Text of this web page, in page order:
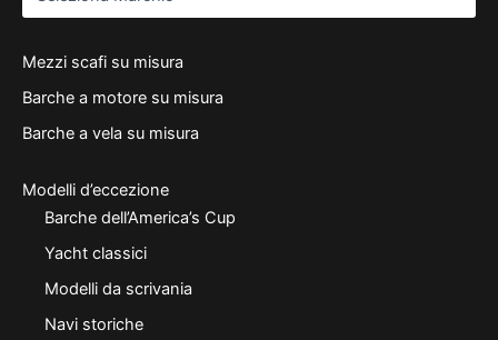
Mezzi scafi su misura
Barche a motore su misura
Barche a vela su misura
Modelli d’eccezione
Barche dell’America’s Cup
Yacht classici
Modelli da scrivania
Navi storiche